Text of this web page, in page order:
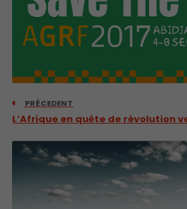
PRÉCEDENT
L’Afrique en quête de révolution